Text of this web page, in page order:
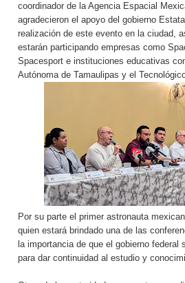
coordinador de la Agencia Espacial
agradecieron el apoyo del gobierno
realización de este evento en la ciudad,
estarán participando empresas como
Spacesport e instituciones educativas
Autónoma de Tamaulipas y el
Por su parte el primer astronauta
quien estará brindado una de las
la importancia de que el gobierno federal
para dar continuidad al estudio y